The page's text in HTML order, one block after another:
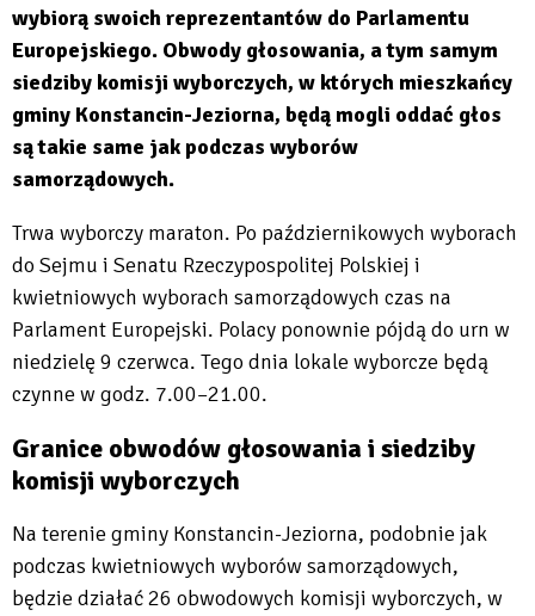
wybiorą swoich reprezentantów do Parlamentu
Europejskiego. Obwody głosowania, a tym samym
siedziby komisji wyborczych, w których mieszkańcy
gminy Konstancin-Jeziorna, będą mogli oddać głos
są takie same jak podczas wyborów
samorządowych.
Trwa wyborczy maraton. Po październikowych wyborach
do Sejmu i Senatu Rzeczypospolitej Polskiej i
kwietniowych wyborach samorządowych czas na
Parlament Europejski. Polacy ponownie pójdą do urn w
niedzielę 9 czerwca. Tego dnia lokale wyborcze będą
czynne w godz. 7.00–21.00.
Granice obwodów głosowania i siedziby
komisji wyborczych
Na terenie gminy Konstancin-Jeziorna, podobnie jak
podczas kwietniowych wyborów samorządowych,
będzie działać 26 obwodowych komisji wyborczych, w